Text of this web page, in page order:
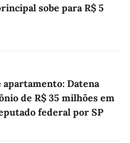
sobe para R$ 5
apartamento: Datena
de R$ 35 milhões em
federal por SP